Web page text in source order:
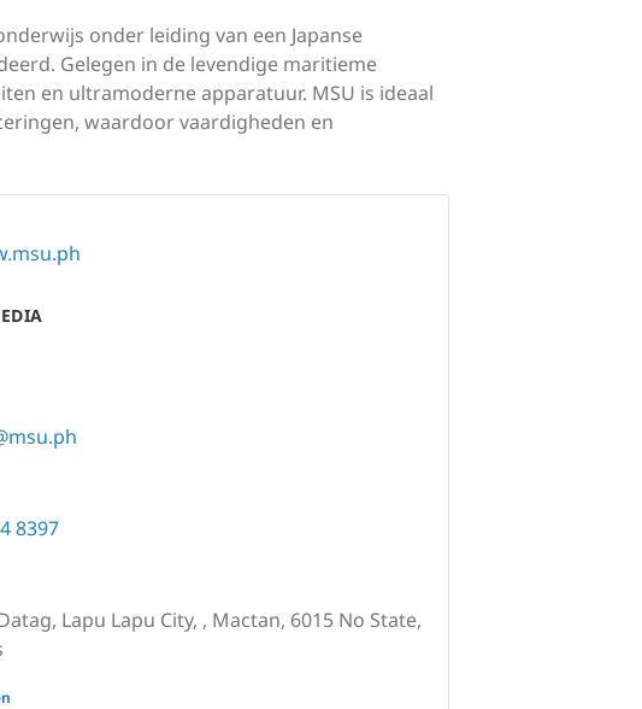
onder leiding van een Japanse
Gelegen in de levendige maritieme
en ultramoderne apparatuur. MSU is ideaal
waardoor vaardigheden en
8397
Lapu Lapu City, , Mactan, 6015 No State,